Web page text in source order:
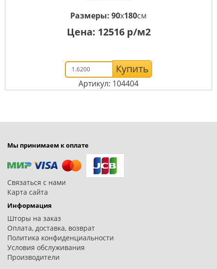
Размеры: 90x180см
Цена: 12516р/м2
Купить
Артикул: 104404
Мы принимаем к оплате
Связаться с нами
Карта сайта
Информация
Шторы на заказ
Оплата, доставка, возврат
Политика конфиденциальности
Условия обслуживания
Производители